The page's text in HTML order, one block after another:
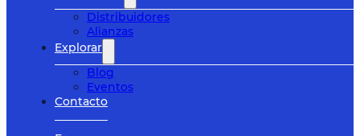
Distribuidores
Alianzas
Explorar
Blog
Eventos
Contacto